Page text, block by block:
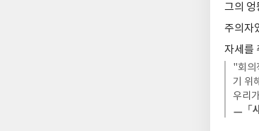
그의 엉
주의자
자세를
"회의
기 위
우리
ㅡ「